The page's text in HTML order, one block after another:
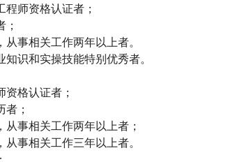
程师资格认证者；
事相关工作两年以上者。
识和实操技能特别优秀者。
资格认证者；
者；
从事相关工作两年以上者；
事相关工作三年以上者。